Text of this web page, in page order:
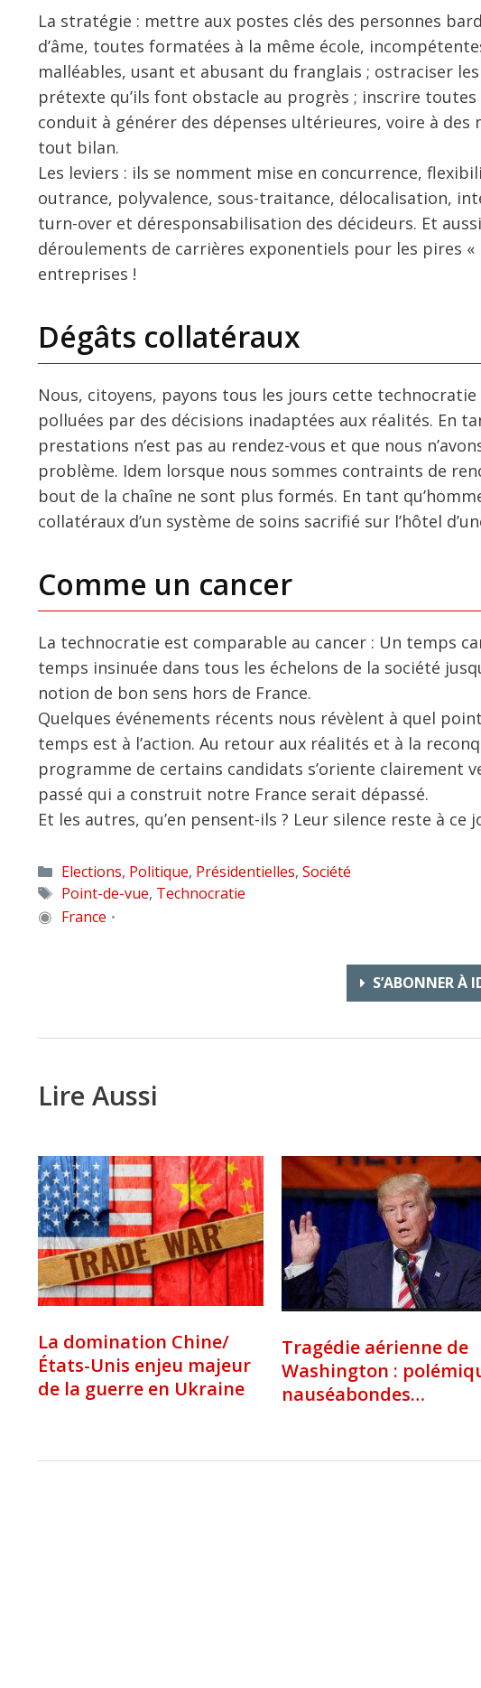
La stratégie : mettre aux postes clés des personnes
d’âme, toutes formatées à la même école,
malléables, usant et abusant du franglais ; ostraciser
prétexte qu’ils font obstacle au progrès ; inscrire
conduit à générer des dépenses ultérieures, voire à
tout bilan.
Les leviers : ils se nomment mise en concurrence,
outrance, polyvalence, sous-traitance, délocalisation,
turn-over et déresponsabilisation des décideurs. Et
déroulements de carrières exponentiels pour les pires
entreprises !
Dégâts collatéraux
Nous, citoyens, payons tous les jours cette
polluées par des décisions inadaptées aux réalités. En
prestations n’est pas au rendez-vous et que nous
problème. Idem lorsque nous sommes contraints de
bout de la chaîne ne sont plus formés. En tant
collatéraux d’un système de soins sacrifié sur l’hôtel
Comme un cancer
La technocratie est comparable au cancer : Un temps
temps insinuée dans tous les échelons de la société
notion de bon sens hors de France.
Quelques événements récents nous révèlent à quel
temps est à l’action. Au retour aux réalités et à la
programme de certains candidats s’oriente clairement
passé qui a construit notre France serait dépassé.
Et les autres, qu’en pensent-ils ? Leur silence reste à ce
Catégories
Elections, Politique, Présidentielles, Société
Étiquettes
Point-de-vue, Technocratie
◉ France •
S’ABONNER À
Lire Aussi
La domination Chine/
États-Unis enjeu majeur
de la guerre en Ukraine
Tragédie aérienne de
Washington :
nauséabondes…